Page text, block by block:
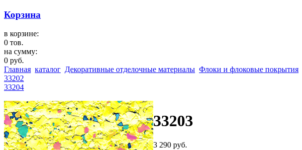
Корзина
в корзине:
0 тов.
на сумму:
0 руб.
Главная каталог Декоративные отделочные материалы Флоки и флоковые покрытия
33202
33204
33203
3 290 руб.